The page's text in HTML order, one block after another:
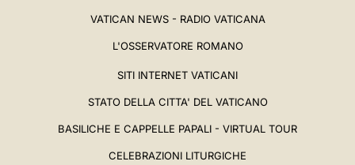
VATICAN NEWS - RADIO VATICANA
L'OSSERVATORE ROMANO
SITI INTERNET VATICANI
STATO DELLA CITTA' DEL VATICANO
BASILICHE E CAPPELLE PAPALI - VIRTUAL TOUR
CELEBRAZIONI LITURGICHE